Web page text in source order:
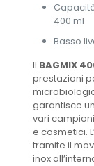
400 ml
Basso
Il BAGMIX
prestazioni
garantisce
vari
e cosmetici.
tramite il
inox